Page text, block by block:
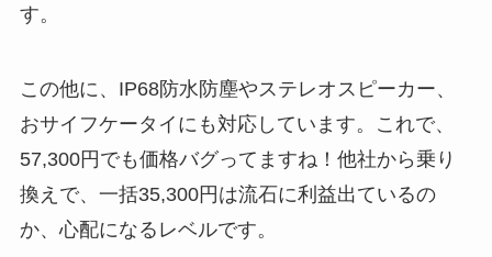
す。
この他に、IP68防水防塵やステレオスピーカー、
おサイフケータイにも対応しています。これで、
57,300円でも価格バグってますね！他社から乗り
換えで、一括35,300円は流石に利益出ているの
か、心配になるレベルです。